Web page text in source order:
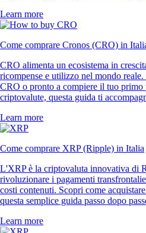
Learn more
Come comprare Cronos (CRO) in
CRO alimenta un ecosistema in
ricompense e utilizzo nel mondo
CRO o pronto a compiere il tuo primo
criptovalute, questa guida ti
Learn more
Come comprare XRP (Ripple) in Italia
L'XRP è la criptovaluta innovativa di
rivoluzionare i pagamenti
costi contenuti. Scopri come
questa semplice guida passo dopo
Learn more